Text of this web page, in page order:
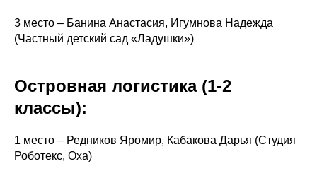
3 место – Банина Анастасия, Игумнова Надежда
(Частный детский сад «Ладушки»)
Островная логистика (1-2
классы):
1 место – Редников Яромир, Кабакова Дарья (Студия
Роботекс, Оха)